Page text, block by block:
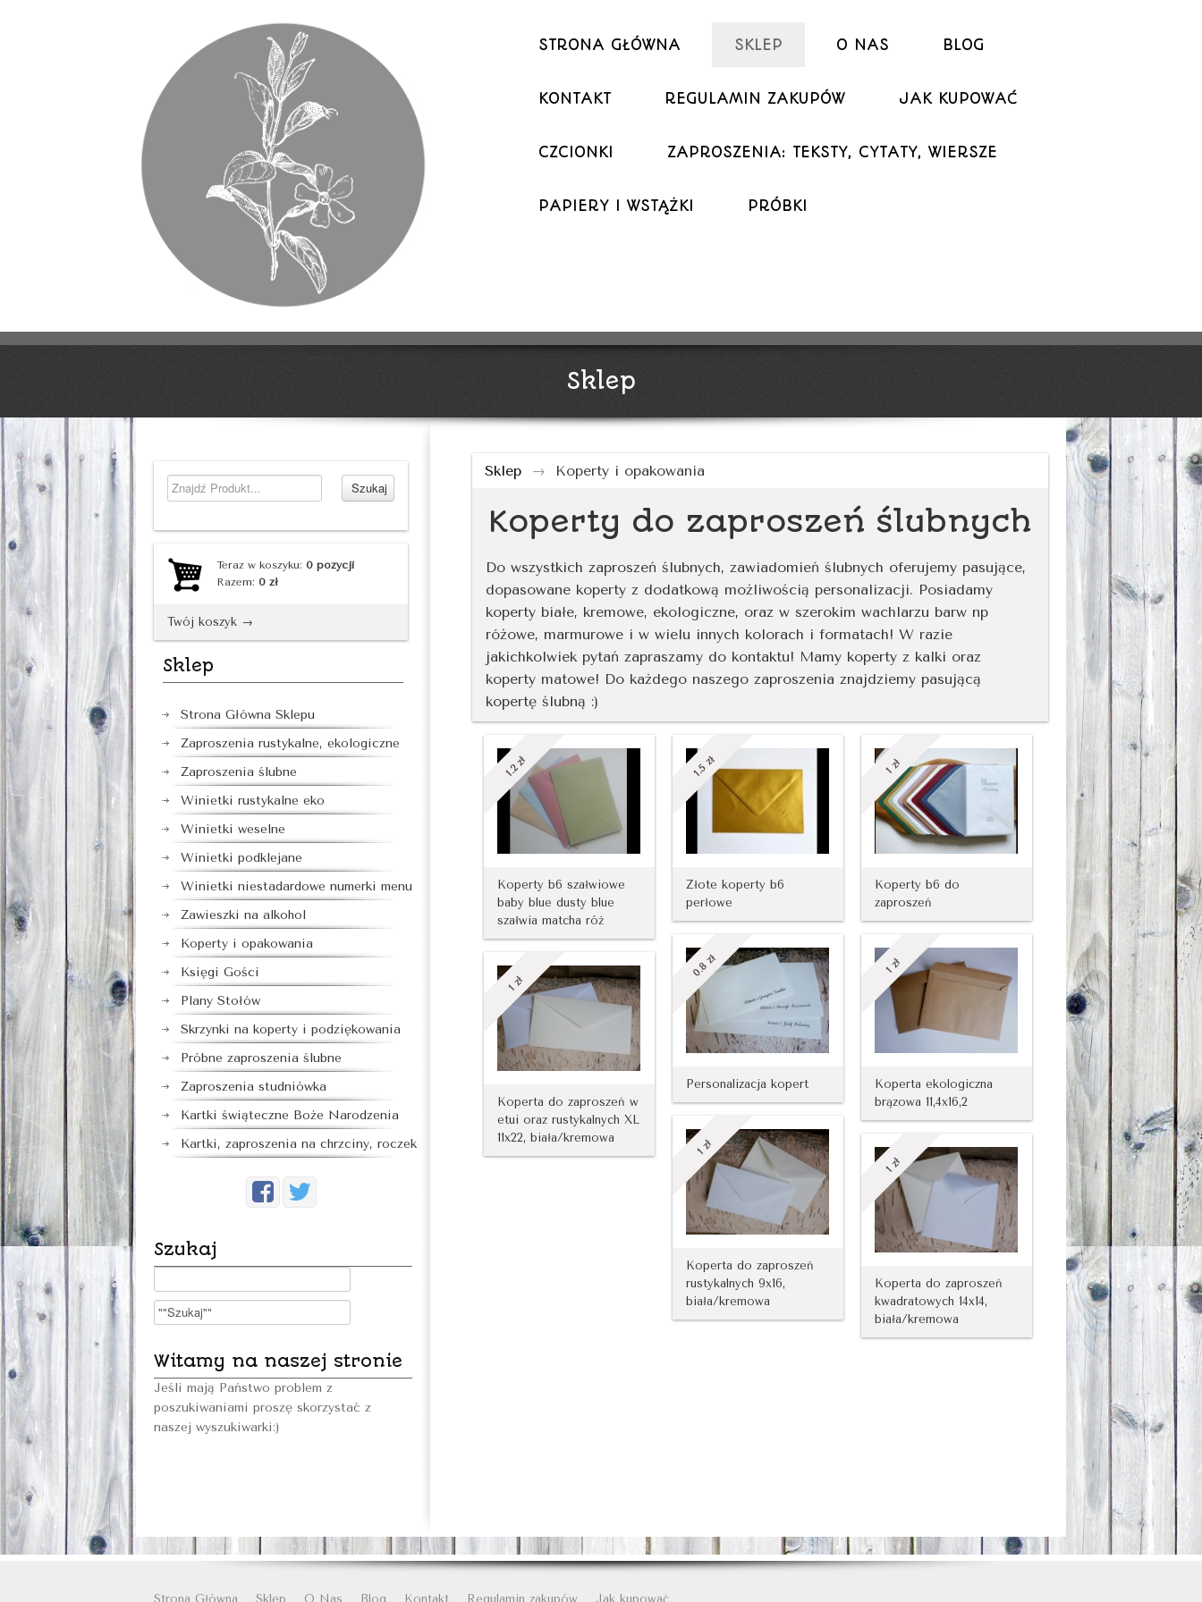
STRONA GŁÓWNA SKLEP O NAS BLOG
KONTAKT REGULAMIN ZAKUPÓW JAK KUPOWAĆ
CZCIONKI ZAPROSZENIA: TEKSTY, CYTATY, WIERSZE
PAPIERY I WSTĄŻKI PRÓBKI
Sklep
Teraz w koszyku: 0 pozycji
Razem: 0 zł
Twój koszyk →
Sklep
Strona Główna Sklepu
Zaproszenia rustykalne, ekologiczne
Zaproszenia ślubne
Winietki rustykalne eko
Winietki weselne
Winietki podklejane
Winietki niestadardowe numerki menu
Zawieszki na alkohol
Koperty i opakowania
Księgi Gości
Plany Stołów
Skrzynki na koperty i podziękowania
Próbne zaproszenia ślubne
Zaproszenia studniówka
Kartki świąteczne Boże Narodzenia
Kartki, zaproszenia na chrzciny, roczek
Szukaj
Witamy na naszej stronie
Jeśli mają Państwo problem z
poszukiwaniami proszę skorzystać z
naszej wyszukiwarki:)
Sklep → Koperty i opakowania
Koperty do zaproszeń ślubnych
Do wszystkich zaproszeń ślubnych, zawiadomień ślubnych oferujemy pasujące,
dopasowane koperty z dodatkową możliwością personalizacji. Posiadamy
koperty białe, kremowe, ekologiczne, oraz w szerokim wachlarzu barw np
różowe, marmurowe i w wielu innych kolorach i formatach! W razie
jakichkolwiek pytań zapraszamy do kontaktu! Mamy koperty z kalki oraz
koperty matowe! Do każdego naszego zaproszenia znajdziemy pasującą
kopertę ślubną :)
1.2zł
Koperty b6 szałwiowe
baby blue dusty blue
szałwia matcha róż
1.5zł
Złote koperty b6
perłowe
1
zł
Koperty b6 do
zaproszeń
0.8zł
Personalizacja kopert
1
zł
Koperta ekologiczna
brązowa 11,4x16,2
1
zł
Koperta do zaproszeń w
etui oraz rustykalnych XL
11x22, biała/kremowa
1
zł
Koperta do zaproszeń
rustykalnych 9x16,
biała/kremowa
1
zł
Koperta do zaproszeń
kwadratowych 14x14,
biała/kremowa
Strona Główna Sklep O Nas Blog Kontakt Regulamin zakupów Jak kupować